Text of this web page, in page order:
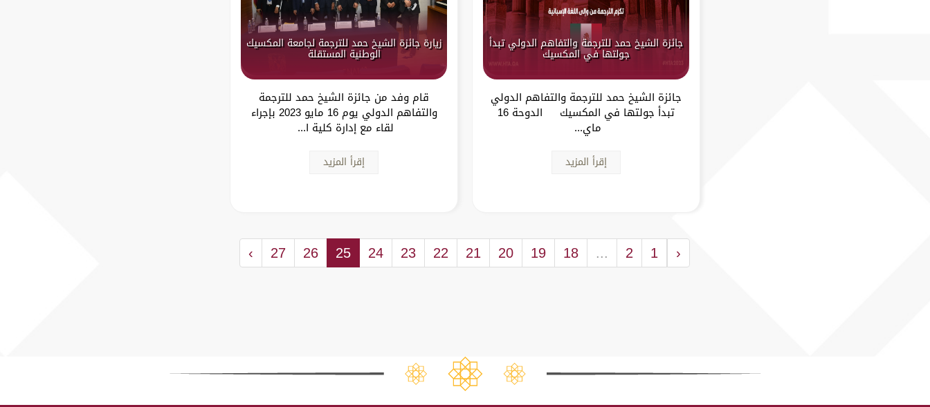
جائزة الشيخ حمد للترجمة والتفاهم الدولي تبدأ
جولتها في المكسيك
جائزة الشيخ حمد للترجمة والتفاهم الدولي
تبدأ جولتها في المكسيك الدوحة 16
ماي...
إقرأ المزيد
زيارة جائزة الشيخ حمد للترجمة لجامعة المكسيك
الوطنية المستقلة
قام وفد من جائزة الشيخ حمد للترجمة
والتفاهم الدولي يوم 16 مايو 2023 بإجراء
لقاء مع إدارة كلية ا...
إقرأ المزيد
‹
1
2
...
18
19
20
21
22
23
24
25
26
27
›